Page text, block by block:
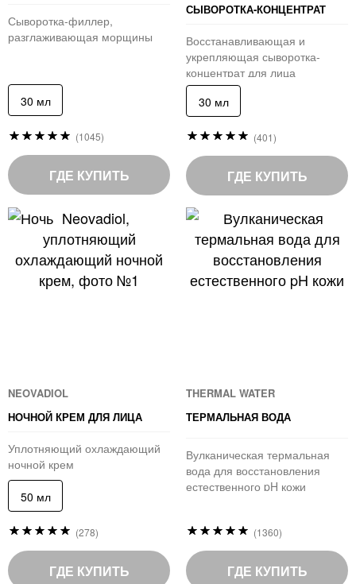
Сыворотка-филлер,
разглаживающая морщины
30 мл
Рейтинг:
of
100
(1045)
ГДЕ КУПИТЬ
СЫВОРОТКА-КОНЦЕНТРАТ
Восстанавливающая и
укрепляющая сыворотка-
концентрат для лица
30 мл
Рейтинг:
of
100
(401)
ГДЕ КУПИТЬ
NEOVADIOL
НОЧНОЙ КРЕМ ДЛЯ ЛИЦА
Уплотняющий охлаждающий
ночной крем
50 мл
Рейтинг:
of
(278)
ГДЕ КУПИТЬ
THERMAL WATER
ТЕРМАЛЬНАЯ ВОДА
Вулканическая термальная
вода для восстановления
естественного pH кожи
Рейтинг:
of
(1360)
ГДЕ КУПИТЬ